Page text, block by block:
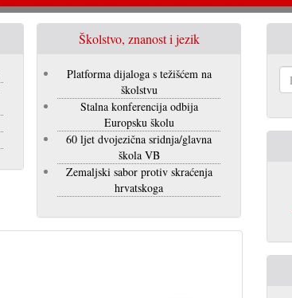
Školstvo, znanost i jezik
Platforma dijaloga s težišćem na
školstvu
Stalna konferencija odbija
Europsku školu
60 ljet dvojezična sridnja/glavna
škola VB
Zemaljski sabor protiv skraćenja
hrvatskoga